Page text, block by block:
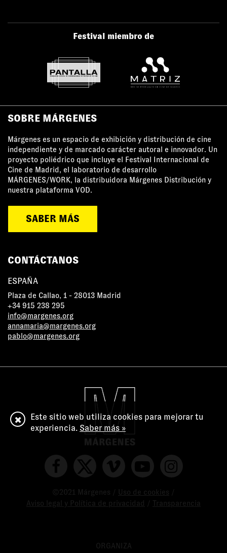
Festival miembro de
SOBRE MÁRGENES
Márgenes es un espacio de exhibición y distribución de cine
independiente y de marcado carácter autoral e innovador. Un
proyecto poliédrico que incluye el Festival Internacional de
Cine de Madrid, el laboratorio de desarrollo
MÁRGENES/WORK, la distribuidora Márgenes Distribución y
nuestra plataforma VOD.
SABER MÁS
CONTÁCTANOS
ESPAÑA
Plaza de Callao, 1 - 28013 Madrid
+34 915 238 295
info@margenes.org
annamaria@margenes.org
pablo@margenes.org
©2021 Márgenes / Uso de cookies
Aviso legal y Política de privacidad
Transparencia
ORGANIZA
Este sitio web utiliza cookies para mejorar tu
experiencia. Saber más »